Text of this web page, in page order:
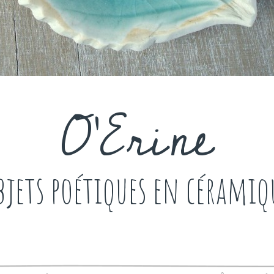
O'Erine
poétiques en